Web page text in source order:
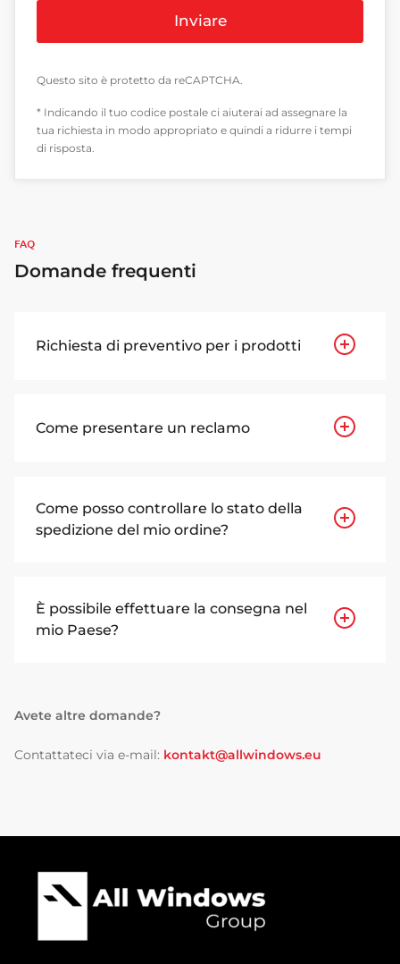
Inviare
Questo sito è protetto da reCAPTCHA.
* Indicando il tuo codice postale ci aiuterai ad assegnare la
tua richiesta in modo appropriato e quindi a ridurre i tempi
di risposta.
FAQ
Domande frequenti
Richiesta di preventivo per i prodotti
Come presentare un reclamo
Come posso controllare lo stato della
spedizione del mio ordine?
È possibile effettuare la consegna nel
mio Paese?
Avete altre domande?
Contattateci via e-mail: kontakt@allwindows.eu